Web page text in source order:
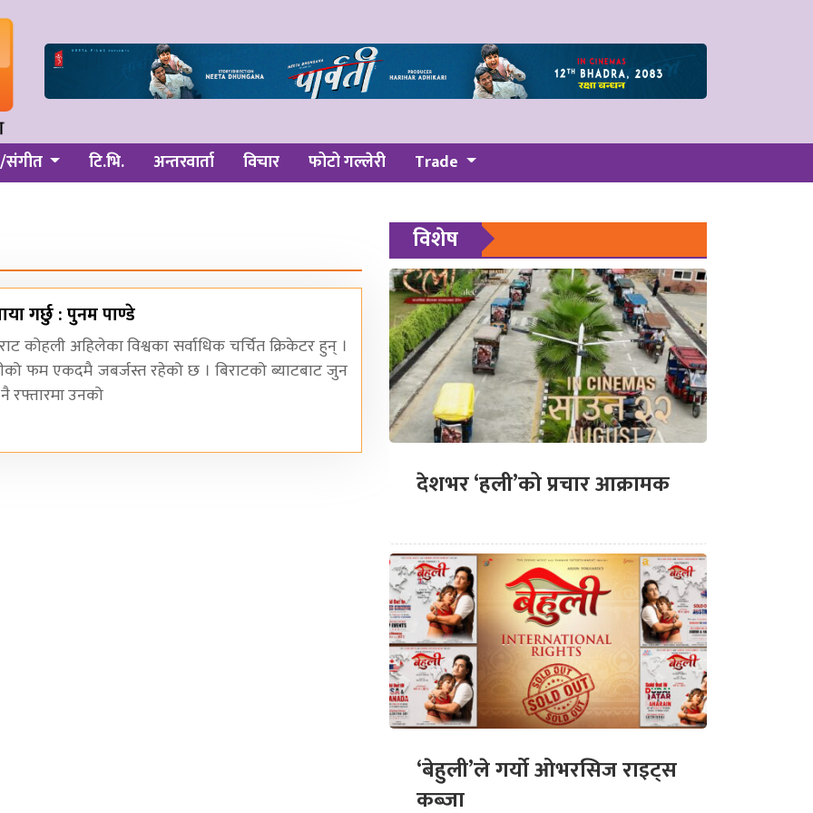
संगीत टि.भि. अन्तरवार्ता विचार फोटो गल्लेरी Trade
गर्छु : पुनम पाण्डे
कोहली अहिलेका विश्वका सर्वाधिक चर्चित क्रिकेटर हुन् ।
फम एकदमै जबर्जस्त रहेको छ । बिराटको ब्याटबाट जुन
रफ्तारमा उनको
विशेष
देशभर ‘हली’को प्रचार आक्रामक
‘बेहुली’ले गर्यो ओभरसिज राइट्स
कब्जा